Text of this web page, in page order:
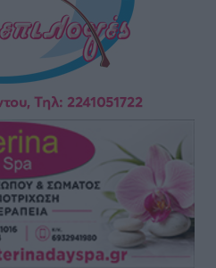
θα πληρωθούν όσοι
ισχύει για πενθήμερο,
τον Αύγουστο από